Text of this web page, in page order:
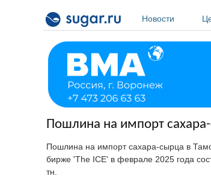
Новости
Пошлина на импорт
Пошлина на импорт сахара-сырца в
бирже 'The ICE' в феврале 2025 года
тн.